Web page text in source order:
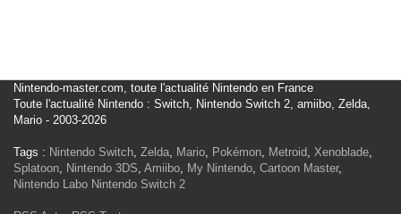
Nintendo-master.com, toute l'actualité Nintendo en France
Toute l'actualité Nintendo : Switch, Nintendo Switch 2, amiibo, Zelda,
Mario - 2003-2026
Tags : Nintendo Switch, Zelda, Mario, Pokémon, Metroid, Xenoblade,
Splatoon, Nintendo 3DS, Amiibo, My Nintendo, Cartoon Master,
Nintendo Labo Nintendo Switch 2